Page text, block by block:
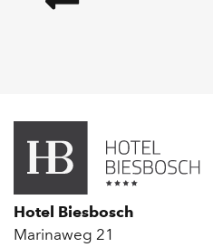
Hotel Biesbosch
Marinaweg 21